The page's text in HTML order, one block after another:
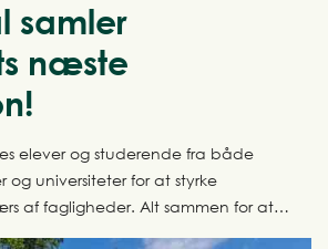
samler
næste
elever og studerende fra både
og universiteter for at styrke
af fagligheder. Alt sammen for at